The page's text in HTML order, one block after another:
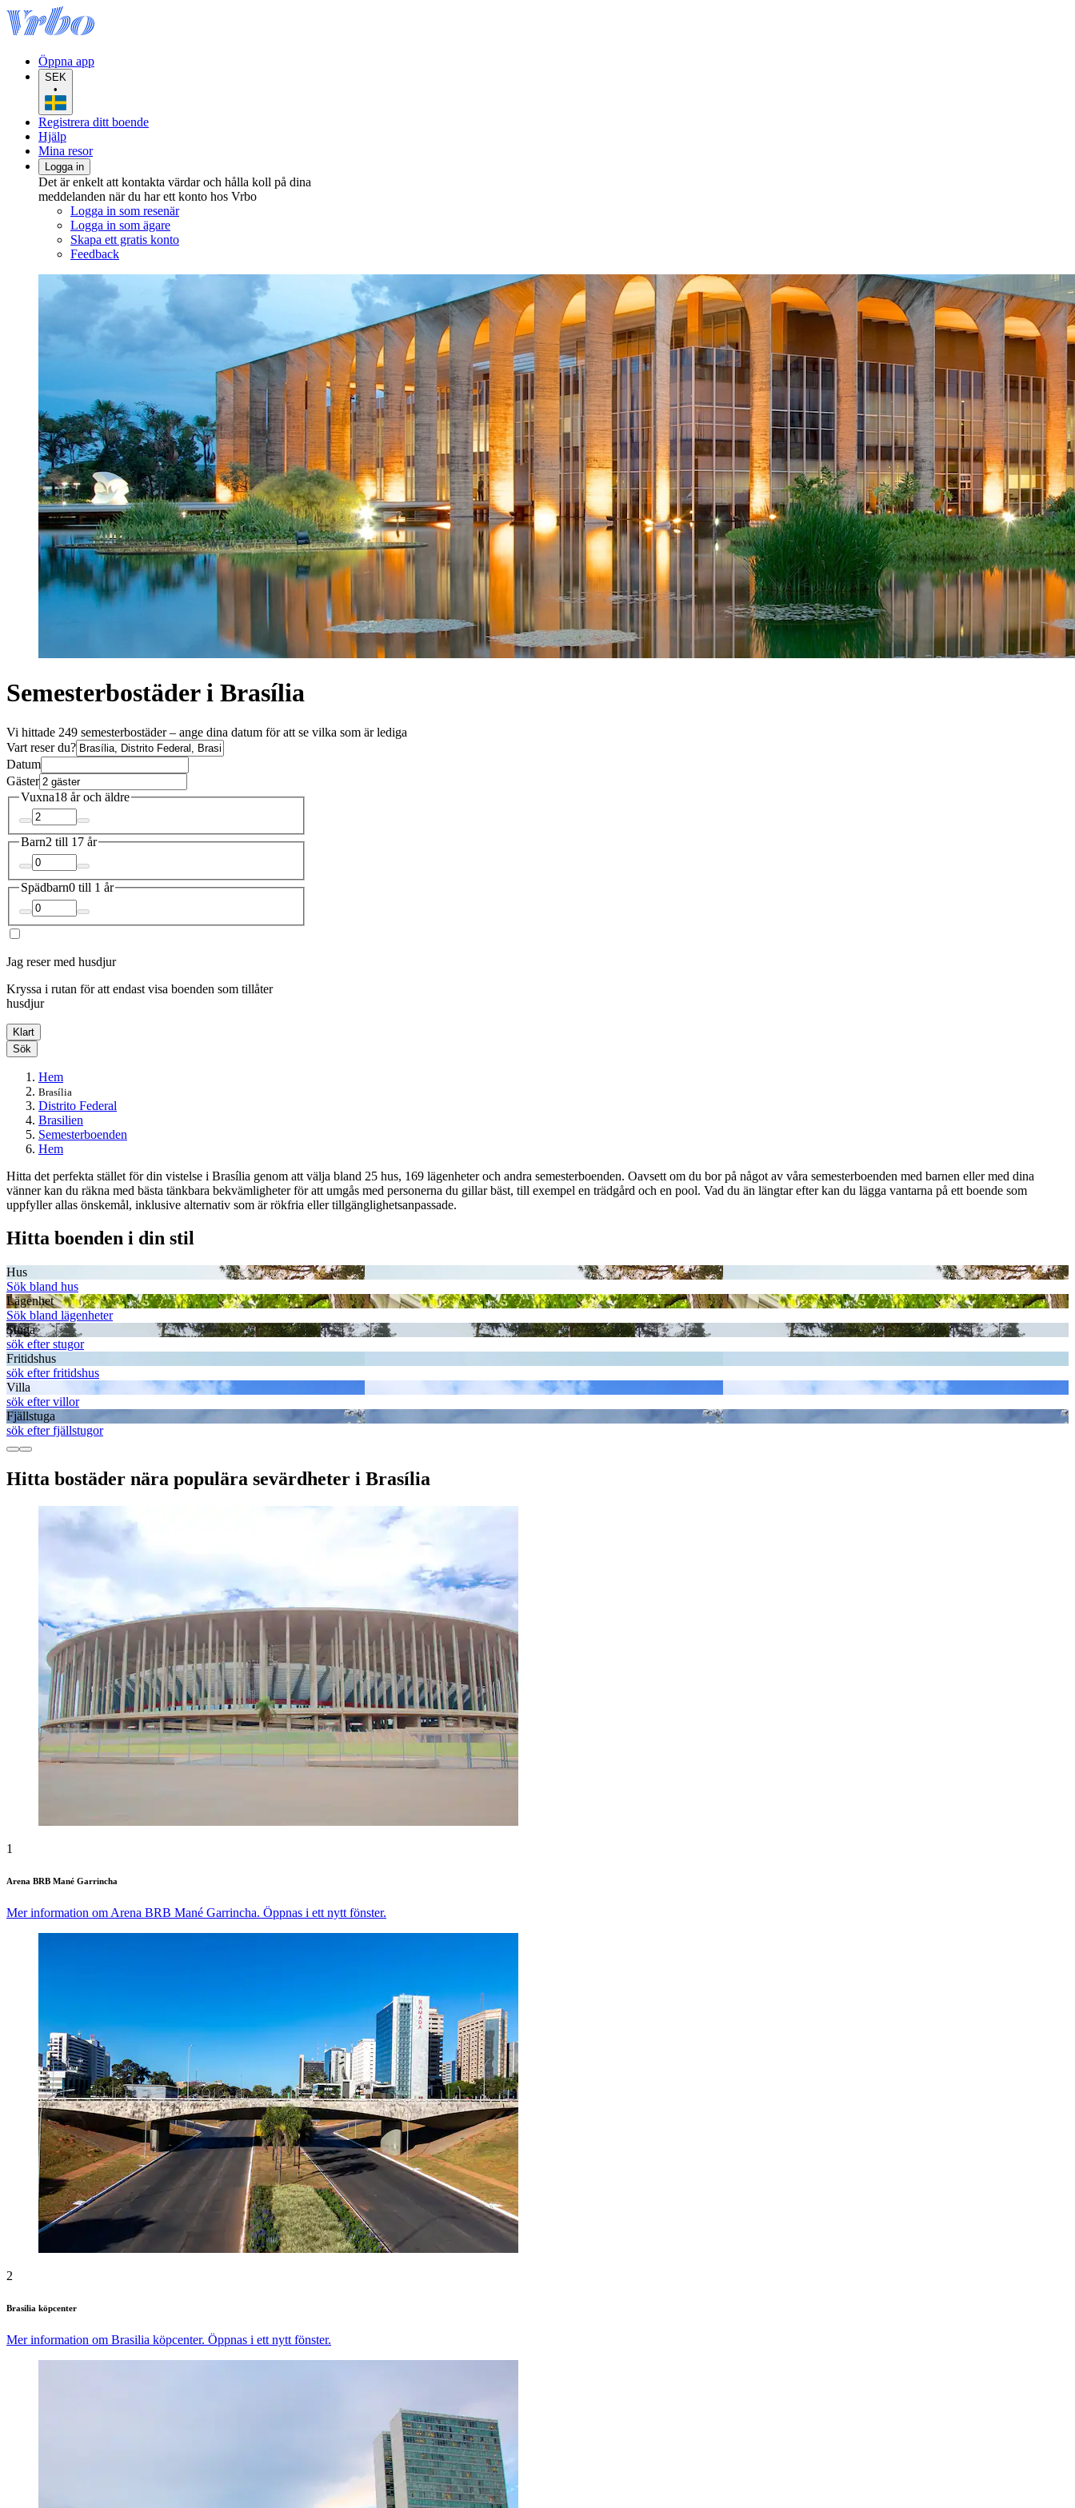
Öppna app
SEK
•
Registrera ditt boende
Hjälp
Mina resor
Logga in
Det är enkelt att kontakta värdar och hålla koll på dina
meddelanden när du har ett konto hos Vrbo
Logga in som resenär
Logga in som ägare
Skapa ett gratis konto
Feedback
Semesterbostäder i Brasília
Vi hittade 249 semesterbostäder – ange dina datum för att se vilka som är lediga
Vart reser du?
Datum
Gäster
Vuxna18 år och äldre
Barn2 till 17 år
Spädbarn0 till 1 år
Jag reser med husdjur
Kryssa i rutan för att endast visa boenden som tillåter
husdjur
Klart
Sök
Hem
Brasília
Distrito Federal
Brasilien
Semesterboenden
Hem
Hitta det perfekta stället för din vistelse i Brasília genom att välja bland 25 hus, 169 lägenheter och andra semesterboenden. Oavsett om du bor på något av våra semesterboenden med barnen eller med dina
vänner kan du räkna med bästa tänkbara bekvämligheter för att umgås med personerna du gillar bäst, till exempel en trädgård och en pool. Vad du än längtar efter kan du lägga vantarna på ett boende som
uppfyller allas önskemål, inklusive alternativ som är rökfria eller tillgänglighetsanpassade.
Hitta boenden i din stil
Hus
Sök bland hus
Lägenhet
Sök bland lägenheter
Stuga
sök efter stugor
Fritidshus
sök efter fritidshus
Villa
sök efter villor
Fjällstuga
sök efter fjällstugor
Hitta bostäder nära populära sevärdheter i Brasília
1
Arena BRB Mané Garrincha
Mer information om Arena BRB Mané Garrincha. Öppnas i ett nytt fönster.
2
Brasilia köpcenter
Mer information om Brasilia köpcenter. Öppnas i ett nytt fönster.